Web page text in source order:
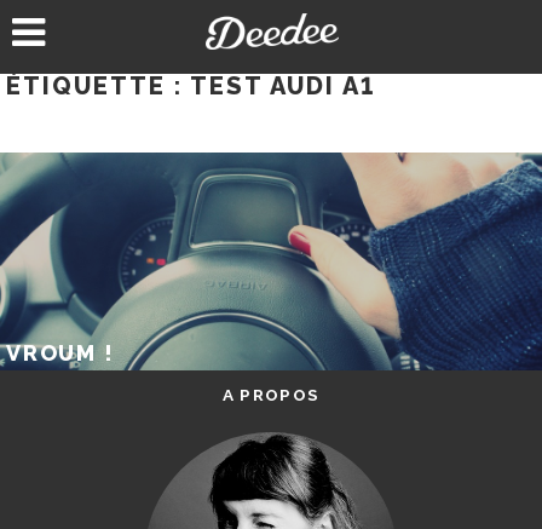
au
ÉTIQUETTE : TEST AUDI A1
VROUM !
A PROPOS